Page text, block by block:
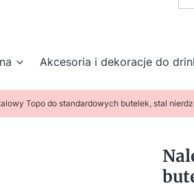
Akcesoria i dekoracje do
Topo do standardowych butelek, stal